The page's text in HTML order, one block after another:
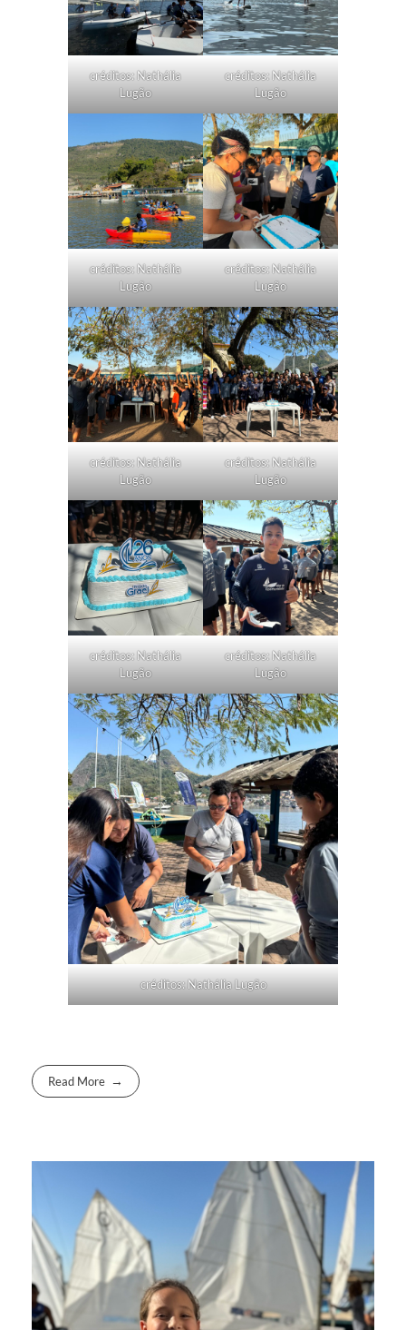
créditos: Nathália
Lugão
créditos: Nathália
Lugão
créditos: Nathália
Lugão
créditos: Nathália
Lugão
créditos: Nathália
Lugão
créditos: Nathália
Lugão
créditos: Nathália
Lugão
créditos: Nathália
Lugão
créditos: Nathália Lugão
Read More